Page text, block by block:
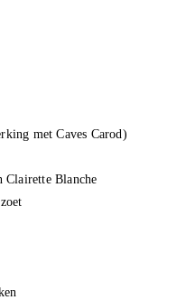
met Caves Carod)
Clairette Blanche